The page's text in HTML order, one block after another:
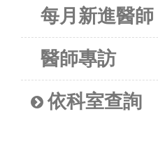
每月新進醫師
醫師專訪
依科室查詢